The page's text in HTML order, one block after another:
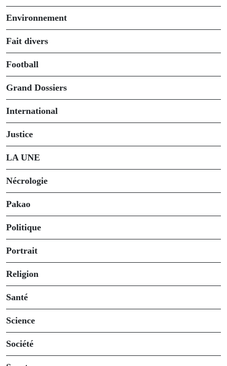
Environnement
Fait divers
Football
Grand Dossiers
International
Justice
LA UNE
Nécrologie
Pakao
Politique
Portrait
Religion
Santé
Science
Société